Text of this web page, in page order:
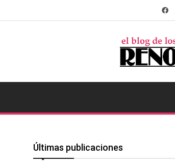
Últimas publicaciones